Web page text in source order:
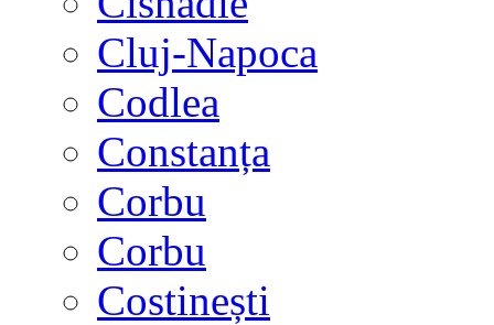
Cluj-Napoca
Codlea
Constanța
Corbu
Corbu
Costinești